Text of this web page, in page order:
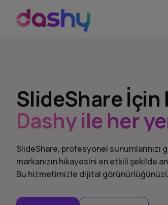
SlideShare
Dashy ile her
SlideShare, profesyonel
markanızın hikayesini en etkili şekilde
Bu hizmetimizle dijital